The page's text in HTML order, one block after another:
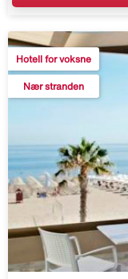
Hotell for voksne
Nær stranden